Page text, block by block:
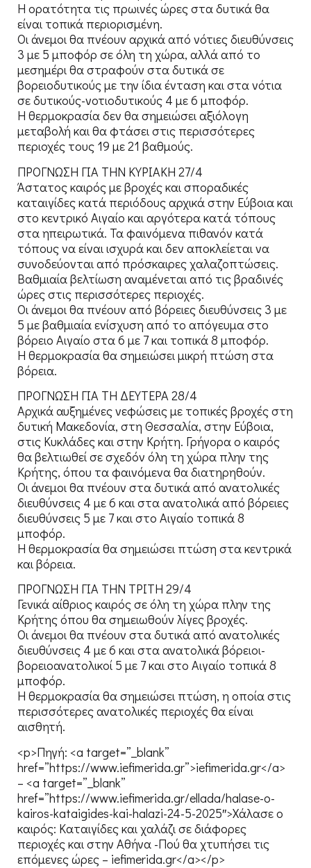
Η ορατότητα τις πρωινές ώρες στα δυτικά θα
είναι τοπικά περιορισμένη.
Οι άνεμοι θα πνέουν αρχικά από νότιες διευθύνσεις
3 με 5 μποφόρ σε όλη τη χώρα, αλλά από το
μεσημέρι θα στραφούν στα δυτικά σε
βορειοδυτικούς με την ίδια ένταση και στα νότια
σε δυτικούς-νοτιοδυτικούς 4 με 6 μποφόρ.
Η θερμοκρασία δεν θα σημειώσει αξιόλογη
μεταβολή και θα φτάσει στις περισσότερες
περιοχές τους 19 με 21 βαθμούς.
ΠΡΟΓΝΩΣΗ ΓΙΑ ΤΗΝ ΚΥΡΙΑΚΗ 27/4
Άστατος καιρός με βροχές και σποραδικές
καταιγίδες κατά περιόδους αρχικά στην Εύβοια και
στο κεντρικό Αιγαίο και αργότερα κατά τόπους
στα ηπειρωτικά. Τα φαινόμενα πιθανόν κατά
τόπους να είναι ισχυρά και δεν αποκλείεται να
συνοδεύονται από πρόσκαιρες χαλαζοπτώσεις.
Βαθμιαία βελτίωση αναμένεται από τις βραδινές
ώρες στις περισσότερες περιοχές.
Οι άνεμοι θα πνέουν από βόρειες διευθύνσεις 3 με
5 με βαθμιαία ενίσχυση από το απόγευμα στο
βόρειο Αιγαίο στα 6 με 7 και τοπικά 8 μποφόρ.
Η θερμοκρασία θα σημειώσει μικρή πτώση στα
βόρεια.
ΠΡΟΓΝΩΣΗ ΓΙΑ ΤΗ ΔΕΥΤΕΡΑ 28/4
Αρχικά αυξημένες νεφώσεις με τοπικές βροχές στη
δυτική Μακεδονία, στη Θεσσαλία, στην Εύβοια,
στις Κυκλάδες και στην Κρήτη. Γρήγορα ο καιρός
θα βελτιωθεί σε σχεδόν όλη τη χώρα πλην της
Κρήτης, όπου τα φαινόμενα θα διατηρηθούν.
Οι άνεμοι θα πνέουν στα δυτικά από ανατολικές
διευθύνσεις 4 με 6 και στα ανατολικά από βόρειες
διευθύνσεις 5 με 7 και στο Αιγαίο τοπικά 8
μποφόρ.
Η θερμοκρασία θα σημειώσει πτώση στα κεντρικά
και βόρεια.
ΠΡΟΓΝΩΣΗ ΓΙΑ ΤΗΝ ΤΡΙΤΗ 29/4
Γενικά αίθριος καιρός σε όλη τη χώρα πλην της
Κρήτης όπου θα σημειωθούν λίγες βροχές.
Οι άνεμοι θα πνέουν στα δυτικά από ανατολικές
διευθύνσεις 4 με 6 και στα ανατολικά βόρειοι-
βορειοανατολικοί 5 με 7 και στο Αιγαίο τοπικά 8
μποφόρ.
Η θερμοκρασία θα σημειώσει πτώση, η οποία στις
περισσότερες ανατολικές περιοχές θα είναι
αισθητή.
<p>Πηγή: <a target=”_blank”
href=”https://www.iefimerida.gr”>iefimerida.gr</a>
– <a target=”_blank”
href=”https://www.iefimerida.gr/ellada/halase-o-
kairos-kataigides-kai-halazi-24-5-2025″>Χάλασε ο
καιρός: Καταιγίδες και χαλάζι σε διάφορες
περιοχές και στην Αθήνα -Πού θα χτυπήσει τις
επόμενες ώρες – iefimerida.gr</a></p>